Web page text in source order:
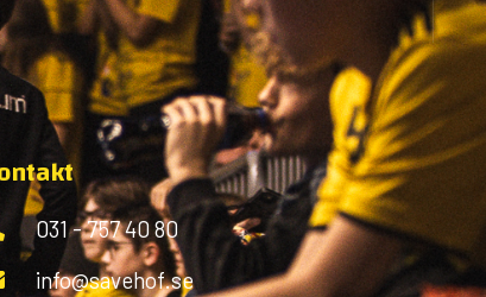
031 - 757 40 80
info@savehof.se